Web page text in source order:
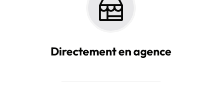
Directement en agence